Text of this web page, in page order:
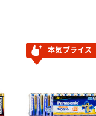
本気プライス